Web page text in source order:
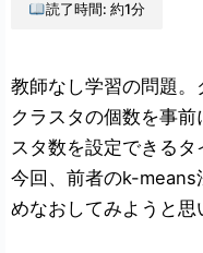
読了時間: 約1分
教師なし学習の問題。
クラスタの個数を事
スタ数を設定できるタ
今回、前者のk-means
めなおしてみようと思